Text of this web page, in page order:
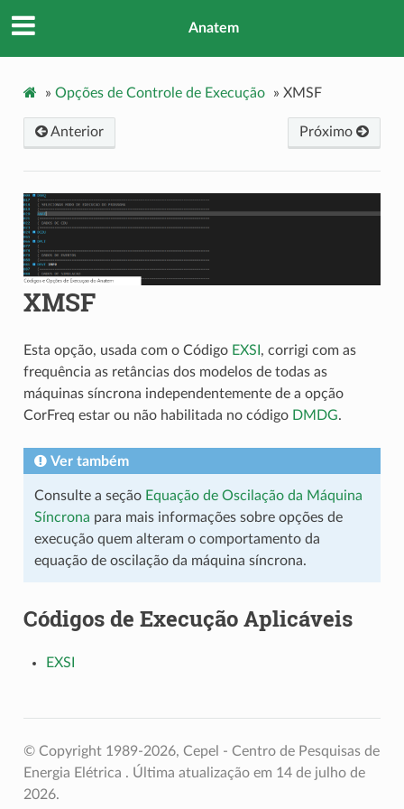
Anatem
» Opções de Controle de Execução » XMSF
Próximo
Anterior
XMSF
Esta opção, usada com o Código EXSI , corrigi com as
frequência as retâncias dos modelos de todas as
máquinas síncrona independentemente de a opção
CorFreq estar ou não habilitada no código DMDG.
Ver também
Consulte a seção Equação de Oscilação da Máquina
Síncrona para mais informações sobre opções de
execução quem alteram o comportamento da
equação de oscilação da máquina síncrona.
Códigos de Execução Aplicáveis
EXSI
© Copyright 1989-2026, Cepel - Centro de Pesquisas de
Energia Elétrica . Última atualização em 14 de julho de
2026.